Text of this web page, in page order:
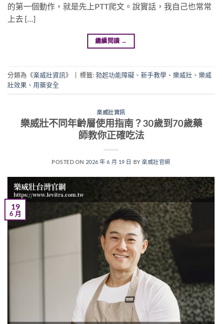
的第一個動作，就是先上PTT爬文。說實話，我自己也常常
上去 […]
繼續閱讀 →
分類為《楽威壯資訊》 標籤:勃起功能障礙 、 新手教學 、 樂威壯 、 樂威
壯效果 、 用藥安全
楽威壯資訊
樂威壯不同年齡層使用指南？30歲到70歲藥
師教你正確吃法
POSTED ON 2026 年 6 月 19 日 BY楽威壯官網
19
6 月